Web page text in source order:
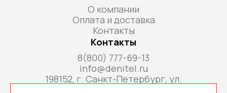
О компании
Оплата и доставка
Контакты
Контакты
8(800) 777-69-13
info@denitel.ru
198152, г. Санкт-Петербург, ул.